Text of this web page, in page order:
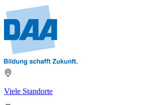
Viele Standorte